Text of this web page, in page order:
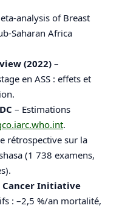
analysis of Breast
Saharan Africa
(2022)–
en ASS : effets et
– Estimations
.
rétrospective sur la
(1 738 examens,
Cancer Initiative
: –2,5 %/an mortalité,